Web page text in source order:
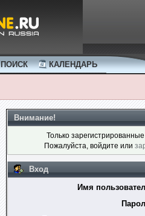
ПОИСК КАЛЕНДАРЬ
Внимание!
Только
Пожалуйста, войдите или
Вход
Имя